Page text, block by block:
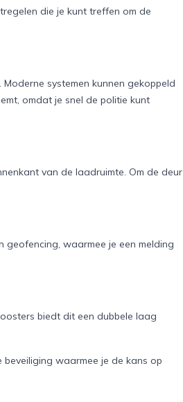
die je kunt treffen om de
systemen kunnen gekoppeld
omdat je snel de politie kunt
van de laadruimte. Om de deur
geofencing, waarmee je een melding
biedt dit een dubbele laag
waarmee je de kans op